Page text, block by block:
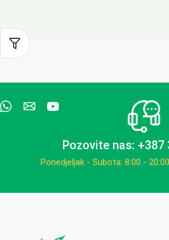
Pozovite nas: +387
Ponedjeljak - Subota: 8:00 -